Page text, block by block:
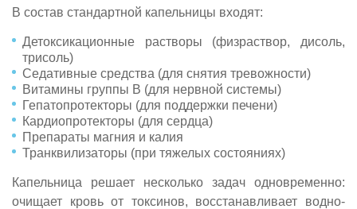
В состав стандартной капельницы входят:
Детоксикационные растворы (физраствор, дисоль,
трисоль)
Седативные средства (для снятия тревожности)
Витамины группы B (для нервной системы)
Гепатопротекторы (для поддержки печени)
Кардиопротекторы (для сердца)
Препараты магния и калия
Транквилизаторы (при тяжелых состояниях)
Капельница решает несколько задач одновременно:
очищает кровь от токсинов, восстанавливает водно-